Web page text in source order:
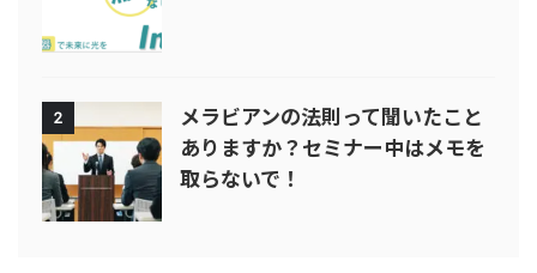
2
メラビアンの法則って聞いたこと
ありますか？セミナー中はメモを
取らないで！